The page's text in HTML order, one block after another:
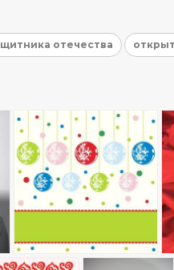
отечества